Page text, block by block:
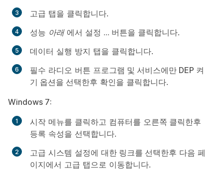
고급 탭을 클릭합니다.
성능 아래에서 설정 ... 버튼을 클릭합니다.
데이터 실행 방지 탭을 클릭합니다.
필수 라디오 버튼 프로그램 및 서비스에만 DEP 켜
기 옵션을 선택한후 확인을 클릭합니다.
Windows 7:
시작 메뉴를 클릭하고 컴퓨터를 오른쪽 클릭한후
등록 속성을 선택합니다.
고급 시스템 설정에 대한 링크를 선택한후 다음 페
이지에서 고급 탭으로 이동합니다.